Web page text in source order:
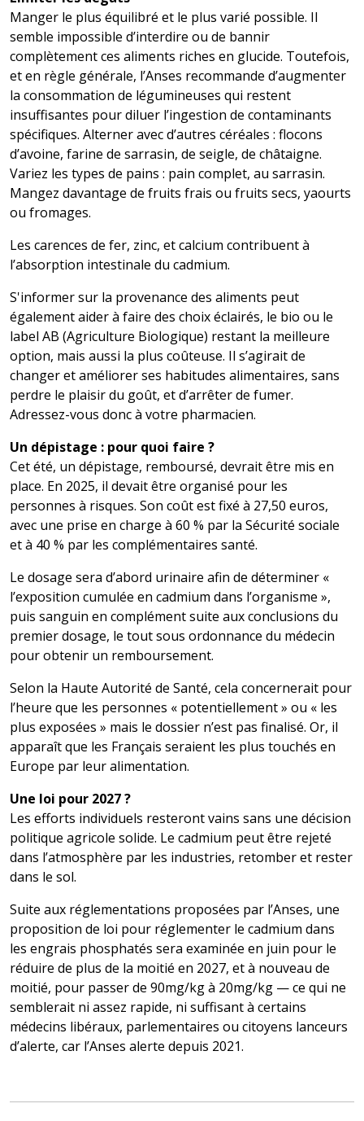
Manger le plus équilibré et le plus varié possible. Il
semble impossible d’interdire ou de bannir
complètement ces aliments riches en glucide. Toutefois,
et en règle générale, l’Anses recommande d’augmenter
la consommation de légumineuses qui restent
insuffisantes pour diluer l’ingestion de contaminants
spécifiques. Alterner avec d’autres céréales : flocons
d’avoine, farine de sarrasin, de seigle, de châtaigne.
Variez les types de pains : pain complet, au sarrasin.
Mangez davantage de fruits frais ou fruits secs, yaourts
ou fromages.
Les carences de fer, zinc, et calcium contribuent à
l’absorption intestinale du cadmium.
S'informer sur la provenance des aliments peut
également aider à faire des choix éclairés, le bio ou le
label AB (Agriculture Biologique) restant la meilleure
option, mais aussi la plus coûteuse. Il s’agirait de
changer et améliorer ses habitudes alimentaires, sans
perdre le plaisir du goût, et d’arrêter de fumer.
Adressez-vous donc à votre pharmacien.
Un dépistage : pour quoi faire ?
Cet été, un dépistage, remboursé, devrait être mis en
place. En 2025, il devait être organisé pour les
personnes à risques. Son coût est fixé à 27,50 euros,
avec une prise en charge à 60 % par la Sécurité sociale
et à 40 % par les complémentaires santé.
Le dosage sera d’abord urinaire afin de déterminer «
l’exposition cumulée en cadmium dans l’organisme »,
puis sanguin en complément suite aux conclusions du
premier dosage, le tout sous ordonnance du médecin
pour obtenir un remboursement.
Selon la Haute Autorité de Santé, cela concernerait pour
l’heure que les personnes « potentiellement » ou « les
plus exposées » mais le dossier n’est pas finalisé. Or, il
apparaît que les Français seraient les plus touchés en
Europe par leur alimentation.
Une loi pour 2027 ?
Les efforts individuels resteront vains sans une décision
politique agricole solide. Le cadmium peut être rejeté
dans l’atmosphère par les industries, retomber et rester
dans le sol.
Suite aux réglementations proposées par l’Anses, une
proposition de loi pour réglementer le cadmium dans
les engrais phosphatés sera examinée en juin pour le
réduire de plus de la moitié en 2027, et à nouveau de
moitié, pour passer de 90mg/kg à 20mg/kg — ce qui ne
semblerait ni assez rapide, ni suffisant à certains
médecins libéraux, parlementaires ou citoyens lanceurs
d’alerte, car l’Anses alerte depuis 2021.